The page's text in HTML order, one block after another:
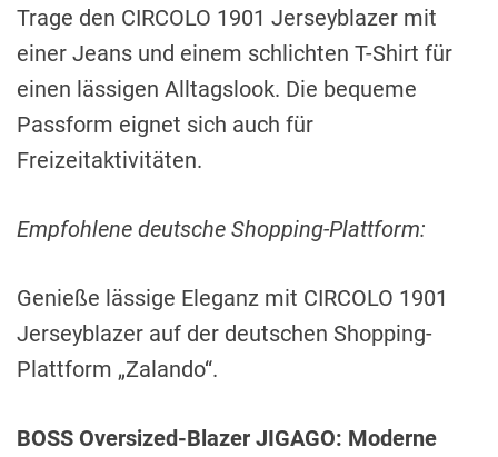
Trage den CIRCOLO 1901 Jerseyblazer mit
einer Jeans und einem schlichten T-Shirt für
einen lässigen Alltagslook. Die bequeme
Passform eignet sich auch für
Freizeitaktivitäten.
Empfohlene deutsche Shopping-Plattform:
Genieße lässige Eleganz mit CIRCOLO 1901
Jerseyblazer auf der deutschen Shopping-
Plattform „Zalando“.
BOSS Oversized-Blazer JIGAGO: Moderne